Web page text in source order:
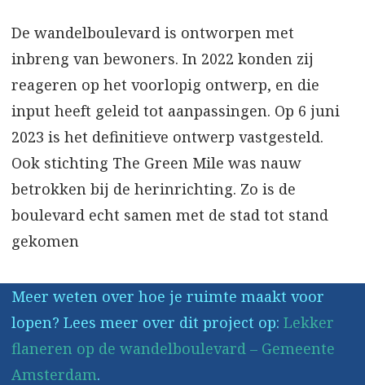
De wandelboulevard is ontworpen met
inbreng van bewoners. In 2022 konden zij
reageren op het voorlopig ontwerp, en die
input heeft geleid tot aanpassingen. Op 6 juni
2023 is het definitieve ontwerp vastgesteld.
Ook stichting The Green Mile was nauw
betrokken bij de herinrichting. Zo is de
boulevard echt samen met de stad tot stand
gekomen
Meer weten over hoe je ruimte maakt voor
lopen? Lees meer over dit project op: Lekker
flaneren op de wandelboulevard – Gemeente
Amsterdam.